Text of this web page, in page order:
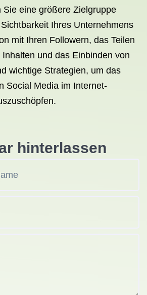
Sie eine größere Zielgruppe
Ihres Unternehmens
mit Ihren Followern, das Teilen
und das Einbinden von
wichtige Strategien, um das
Social Media im Internet-
hinterlassen